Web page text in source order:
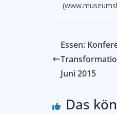
Essen:
Juni 2015
Das